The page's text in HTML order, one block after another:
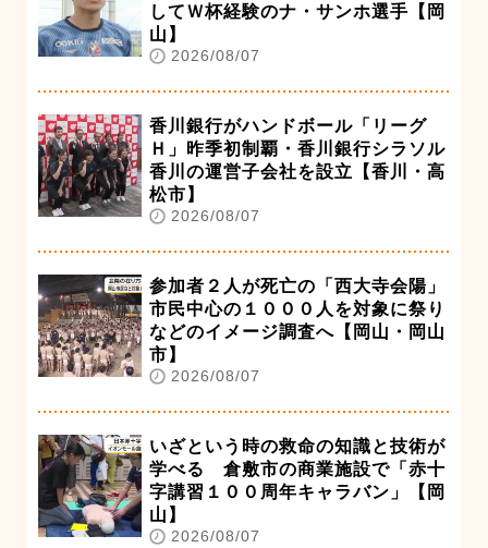
してＷ杯経験のナ・サンホ選手【岡
山】
2026/08/07
香川銀行がハンドボール「リーグ
Ｈ」昨季初制覇・香川銀行シラソル
香川の運営子会社を設立【香川・高
松市】
2026/08/07
参加者２人が死亡の「西大寺会陽」
市民中心の１０００人を対象に祭り
などのイメージ調査へ【岡山・岡山
市】
2026/08/07
いざという時の救命の知識と技術が
学べる 倉敷市の商業施設で「赤十
字講習１００周年キャラバン」【岡
山】
2026/08/07